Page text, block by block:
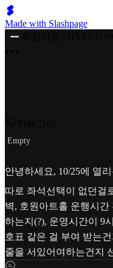
Made with Slashpage
Empty
안녕하세요, 10/25에 열
따로 좌석선택이 없던걸
벽, 호원아트홀 운행시
하는지(?), 운영시간이 9
호표 같은 걸 부여 받는
줄을 서있어여하는건지